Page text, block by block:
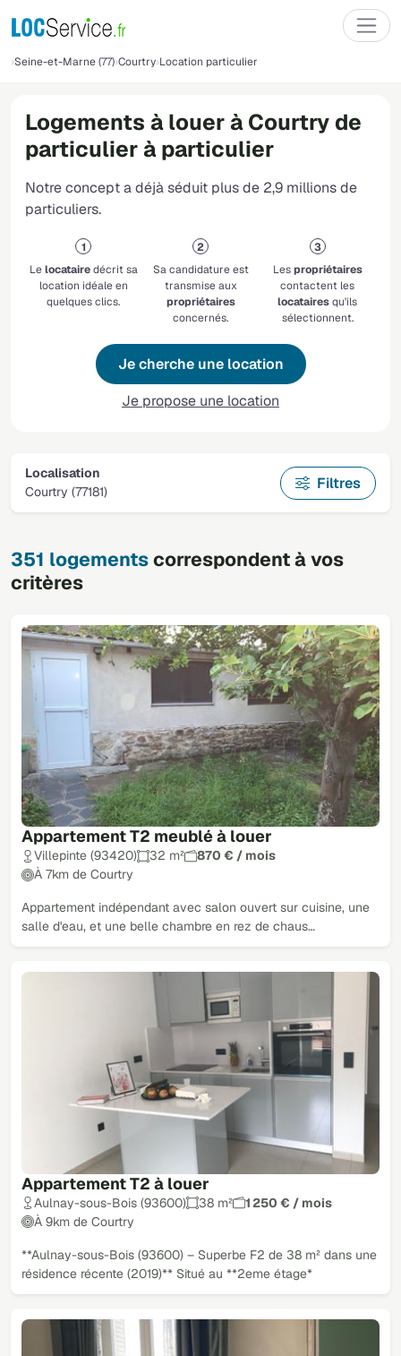
Seine-et-Marne (77) Courtry Location particulier
Logements à louer à Courtry de
particulier à particulier
Notre concept a déjà séduit plus de 2,9 millions de
particuliers.
Lelocatairedécrit sa
location idéale en
quelques clics.
Sa candidature est
transmise aux
propriétaires
concernés.
Lespropriétaires
contactent les
locatairesqu'ils
sélectionnent.
Je cherche une location
Je propose une location
Localisation
Courtry (77181)
Filtres
351 logementscorrespondent à vos
critères
Appartement T2 meublé à louer
Villepinte (93420) 32 m²
870 € / mois
À 7km de Courtry
Appartement indépendant avec salon ouvert sur cuisine, une
salle d'eau, et une belle chambre en rez de chaus…
Appartement T2 à louer
Aulnay-sous-Bois (93600) 38 m²
1 250 € / mois
À 9km de Courtry
**Aulnay-sous-Bois (93600) – Superbe F2 de 38 m² dans une
résidence récente (2019)** Situé au **2eme étage*